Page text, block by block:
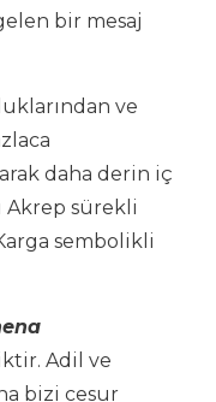
bir mesaj
ve
daha derin iç
sürekli
sembolikli
Adil ve
bizi cesur